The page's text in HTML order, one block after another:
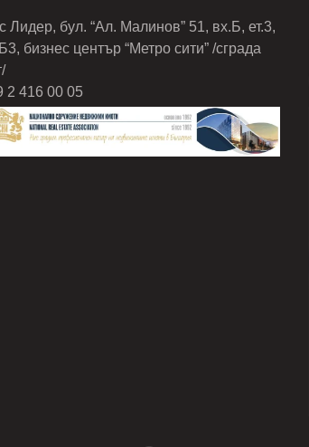
Лидер, бул. “Ал. Малинов” 51, вх.Б, ет.3,
бизнес център “Метро сити” /сграда
2 416 00 05